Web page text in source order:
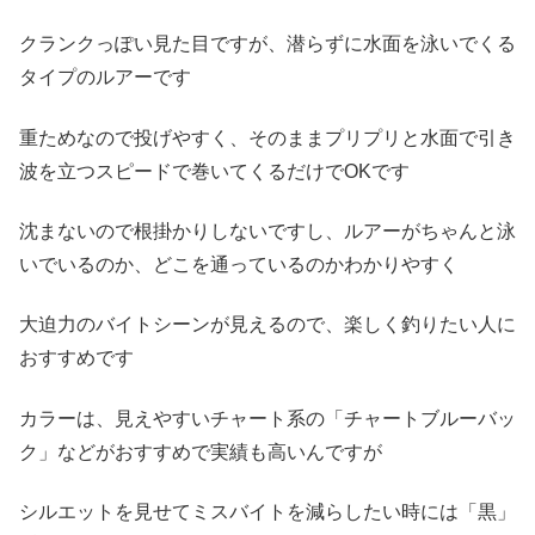
クランクっぽい見た目ですが、潜らずに水面を泳いでくる
タイプのルアーです
重ためなので投げやすく、そのままプリプリと水面で引き
波を立つスピードで巻いてくるだけでOKです
沈まないので根掛かりしないですし、ルアーがちゃんと泳
いでいるのか、どこを通っているのかわかりやすく
大迫力のバイトシーンが見えるので、楽しく釣りたい人に
おすすめです
カラーは、見えやすいチャート系の「チャートブルーバッ
ク」などがおすすめで実績も高いんですが
シルエットを見せてミスバイトを減らしたい時には「黒」